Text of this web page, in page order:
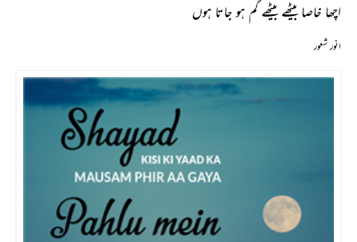
اچھا خاصا بیٹھے بیٹھے گم ہو جاتا ہوں
انور شعور